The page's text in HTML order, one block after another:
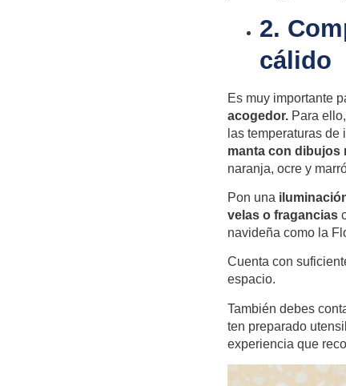
2.
cálido
Es muy importante
acogedor. Para
las temperaturas de
manta con dibujos
naranja, ocre y
Pon una
velas o fragancias
navideña como la
Cuenta con
espacio.
También debes
ten preparado
experiencia que